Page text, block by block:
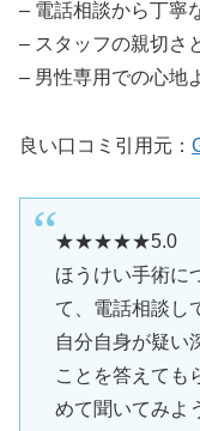
– 電話相談から丁寧
– スタッフの親切さ
– 男性専用での心地
良い口コミ引用元：
★★★★★5.0
ほうけい手術に
て、電話相談し
自分自身が疑い
ことを答えても
めて聞いてみよ